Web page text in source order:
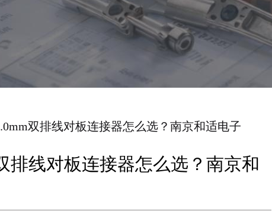
双排线对板连接器怎么选？南京和适电子
排线对板连接器怎么选？南京和